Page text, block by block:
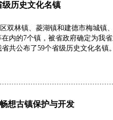
历史文化名镇
双林镇、菱湖镇和建德市梅城镇
内的7个镇，被省政府确定为我
共公布了59个省级历史文化名镇
想古镇保护与开发